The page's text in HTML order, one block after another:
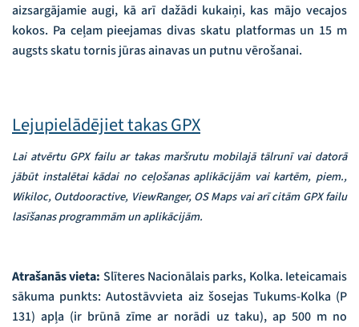
aizsargājamie augi, kā arī dažādi kukaiņi, kas mājo vecajos
kokos. Pa ceļam pieejamas divas skatu platformas un 15 m
augsts skatu tornis jūras ainavas un putnu vērošanai.
Lejupielādējiet takas GPX
Lai atvērtu GPX failu ar takas maršrutu mobilajā tālrunī vai datorā
jābūt instalētai kādai no ceļošanas aplikācijām vai kartēm, piem.,
Wikiloc, Outdooractive, ViewRanger, OS Maps vai arī citām GPX failu
lasīšanas programmām un aplikācijām.
Atrašanās vieta: Slīteres Nacionālais parks, Kolka. Ieteicamais
sākuma punkts: Autostāvvieta aiz šosejas Tukums-Kolka (P
131) apļa (ir brūnā zīme ar norādi uz taku), ap 500 m no